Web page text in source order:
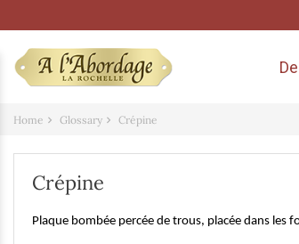
Home Glossary Crépine
Crépine
Plaque bombée percée de trous, placée dans les